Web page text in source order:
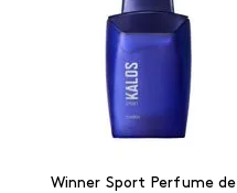
Winner Sport Perfume de